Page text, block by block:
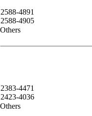
2588-4891
2588-4905
Others
2383-4471
2423-4036
Others